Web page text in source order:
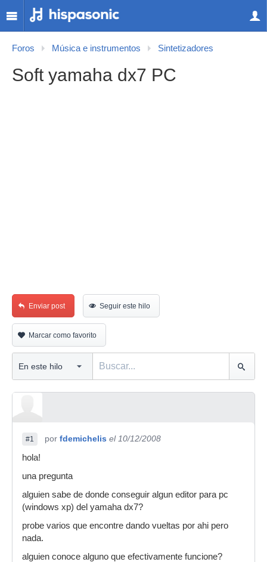
Foros Música e instrumentos Sintetizadores
Soft yamaha dx7 PC
Enviar post Seguir este hilo
Marcar como favorito
#1 por fdemichelis el 10/12/2008
hola!
una pregunta
alguien sabe de donde conseguir algun editor para pc
(windows xp) del yamaha dx7?
probe varios que encontre dando vueltas por ahi pero
nada.
alguien conoce alguno que efectivamente funcione?